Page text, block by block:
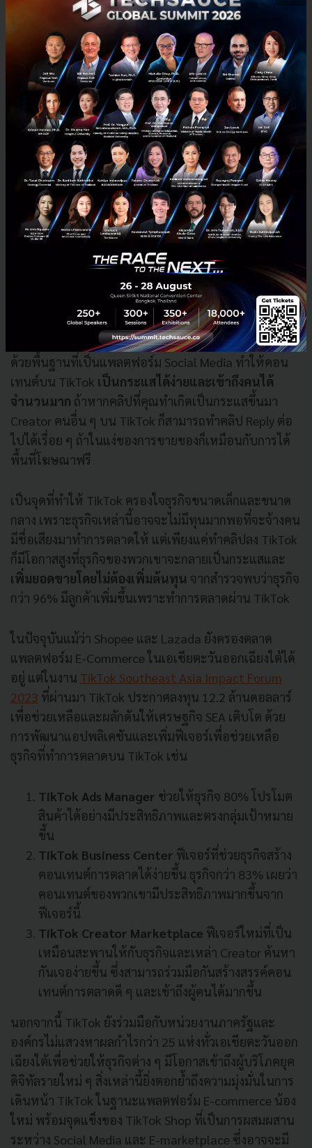
พอที่จะสร้างสรรค์คลิปวิดีโอ Creativeเพื่อใช้โปรโมต
สินค้า เช่น เอกเฟ็กต์ต่าง ๆ ในการทำคลิป หรือเพลงที่
กำลังเป็นกระแส เพราะยิ่งสนุกและยิ่งตลกก็สามารถดึงดูด
ให้คนเข้ามาดูได้เยอะ ซึ่งต่างจาก Shopee และ Lazada ที่
จะมีเพียงรูปภาพสินค้าหรือวิดีโอสั้น ๆ ถ่ายดีเทลของสินค้า
เท่านั้น
คลิปวิดีโอโปรโมตสินค้าบน TikTok ส่วนมากก็มักจะ
เป็นการโชว์ถึงวิธีใช้งานแบบสร้างสรรค์ ทำคอนเทนต์เกาะ
กระแสเพลงฮิต หรือคอนเทนต์ตลก ๆ ทำให้คนดูสนุกและ
ไม่รู้สึกถูกยัดเยียดเหมือนการดูโฆษณา รวมถึงอาจขายได้
เนียน ๆ เพราะคนดูจนจบ ซึ่งธุรกิจถึง 94% เผยว่าการทำ
คอนเทนต์ลง TikTok ช่วยเพิ่มยอดขายให้กับพวกเขา
มากกว่าแพลตฟอร์มอื่น ๆ
5. คลิปเป็นกระแสได้ง่าย เหมือนได้พื้นที่โฆษณาฟรี
ด้วยพื้นฐานที่เป็นแพลตฟอร์ม Social Media ทำให้คอน
เทนต์บน TikTok เป็นกระแสได้ง่ายและเข้าถึงคนได้
จำนวนมาก ถ้าหากคลิปที่คุณทำเกิดเป็นกระแสขึ้นมา
Creator คนอื่น ๆ บน TikTok ก็สามารถทำคลิป Reply ต่อ
ไปได้เรื่อย ๆ ถ้าในแง่ของการขายของก็เหมือนกับการได้
พื้นที่โฆษณาฟรี
เป็นจุดที่ทำให้ TikTok ครองใจธุรกิจขนาดเล็กและขนาด
กลาง เพราะธุรกิจเหล่านี้อาจจะไม่มีทุนมากพอที่จะจ้างคน
มีชื่อเสียงมาทำการตลาดให้ แต่เพียงแค่ทำคลิปลง TikTok
ก็มีโอกาสสูงที่ธุรกิจของพวกเขาจะกลายเป็นกระแสและ
เพิ่มยอดขายโดยไม่ต้องเพิ่มต้นทุน จากสำรวจพบว่าธุรกิจ
กว่า 96% มีลูกค้าเพิ่มขึ้นเพราะทำการตลาดผ่าน TikTok
ในปัจจุบันแม้ว่า Shopee และ Lazada ยังครองตลาด
แพลตฟอร์ม E-Commerce ในเอเชียตะวันออกเฉียงใต้ได้
อยู่ แต่ในงาน TikTok Southeast Asia Impact Forum
2023 ที่ผ่านมา TikTok ประกาศลงทุน 12.2 ล้านดอลลาร์
เพื่อช่วยเหลือและผลักดันให้เศรษฐกิจ SEA เติบโต ด้วย
การพัฒนาแอปพลิเคชันและเพิ่มฟีเจอร์เพื่อช่วยเหลือ
ธุรกิจที่ทำการตลาดบน TikTok เช่น
TikTok Ads Manager ช่วยให้ธุรกิจ 80% โปรโมต
สินค้าได้อย่างมีประสิทธิภาพและตรงกลุ่มเป้าหมาย
ขึ้น
TikTok Business Center ฟีเจอร์ที่ช่วยธุรกิจสร้าง
คอนเทนต์การตลาดได้ง่ายขึ้น ธุรกิจกว่า 83% เผยว่า
คอนเทนต์ของพวกเขามีประสิทธิภาพมากขึ้นจาก
ฟีเจอร์นี้
TikTok Creator Marketplace ฟีเจอร์ใหม่ที่เป็น
เหมือนสะพานให้กับธุรกิจและเหล่า Creator ค้นหา
กันเจอง่ายขึ้น ซึ่งสามารถร่วมมือกันสร้างสรรค์คอน
เทนต์การตลาดดี ๆ และเข้าถึงผู้คนได้มากขึ้น
นอกจากนี้ TikTok ยังร่วมมือกับหน่วยงานภาครัฐและ
องค์กรไม่แสวงหาผลกำไรกว่า 25 แห่งทั่วเอเชียตะวันออก
เฉียงใต้เพื่อช่วยให้ธุรกิจต่าง ๆ มีโอกาสเข้าถึงผู้บริโภคยุค
ดิจิทัลรายใหม่ ๆ สิ่งเหล่านี้ยิ่งตอกย้ำถึงความมุ่งมั่นในการ
เดินหน้า TikTok ในฐานะแพลตฟอร์ม E-commerce น้อง
ใหม่ พร้อมจุดแข็งของ TikTok Shop ที่เป็นการผสมผสาน
ระหว่าง Social Media และ E-marketplace ซึ่งอาจจะมี